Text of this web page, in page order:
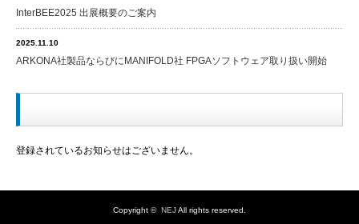
InterBEE2025 出展概要のご案内
2025.11.10
ARKONA社製品ならびにMANIFOLD社 FPGAソフトウェア取り扱い開始
登録されているお知らせはございません。
Copyright © NEJAll rights reserved.